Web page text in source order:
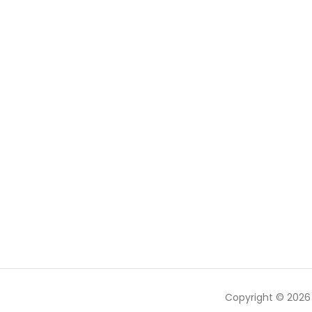
Copyright © 2026